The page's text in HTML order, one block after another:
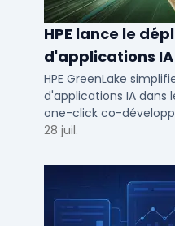
HPE lance le
d'applications
cloud privé
HPE GreenLake
d'applications IA dans
one-click co-
de PME et ETI :
28 juil.